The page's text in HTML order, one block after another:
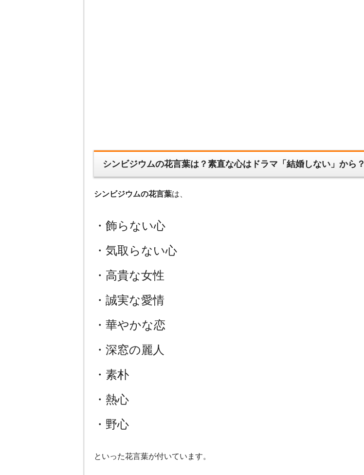
シンビジウムの花言葉は？素直な心はドラマ「結婚しない」から？
シンビジウムの花言葉は、
・飾らない心
・気取らない心
・高貴な女性
・誠実な愛情
・華やかな恋
・深窓の麗人
・素朴
・熱心
・野心
といった花言葉が付いています。